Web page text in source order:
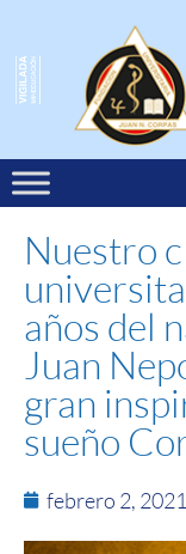
Nuestro
años del
Juan
gran
sueño
febrero 2, 2021